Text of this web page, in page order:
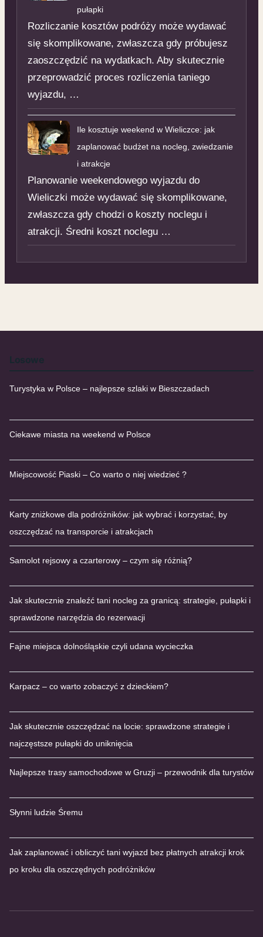
pułapki
Rozliczanie kosztów podróży może wydawać
się skomplikowane, zwłaszcza gdy próbujesz
zaoszczędzić na wydatkach. Aby skutecznie
przeprowadzić proces rozliczenia taniego
wyjazdu, …
Ile kosztuje weekend w Wieliczce: jak
zaplanować budżet na nocleg, zwiedzanie
i atrakcje
Planowanie weekendowego wyjazdu do
Wieliczki może wydawać się skomplikowane,
zwłaszcza gdy chodzi o koszty noclegu i
atrakcji. Średni koszt noclegu …
Losowe
Turystyka w Polsce – najlepsze szlaki w Bieszczadach
Ciekawe miasta na weekend w Polsce
Miejscowość Piaski – Co warto o niej wiedzieć ?
Karty zniżkowe dla podróżników: jak wybrać i korzystać, by
oszczędzać na transporcie i atrakcjach
Samolot rejsowy a czarterowy – czym się różnią?
Jak skutecznie znaleźć tani nocleg za granicą: strategie, pułapki i
sprawdzone narzędzia do rezerwacji
Fajne miejsca dolnośląskie czyli udana wycieczka
Karpacz – co warto zobaczyć z dzieckiem?
Jak skutecznie oszczędzać na locie: sprawdzone strategie i
najczęstsze pułapki do uniknięcia
Najlepsze trasy samochodowe w Gruzji – przewodnik dla turystów
Słynni ludzie Śremu
Jak zaplanować i obliczyć tani wyjazd bez płatnych atrakcji krok
po kroku dla oszczędnych podróżników